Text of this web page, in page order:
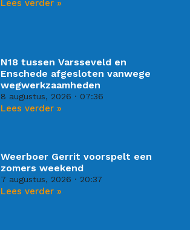
Lees verder »
N18 tussen Varsseveld en
Enschede afgesloten vanwege
wegwerkzaamheden
8 augustus, 2026 07:36
Lees verder »
Weerboer Gerrit voorspelt een
zomers weekend
7 augustus, 2026 20:37
Lees verder »